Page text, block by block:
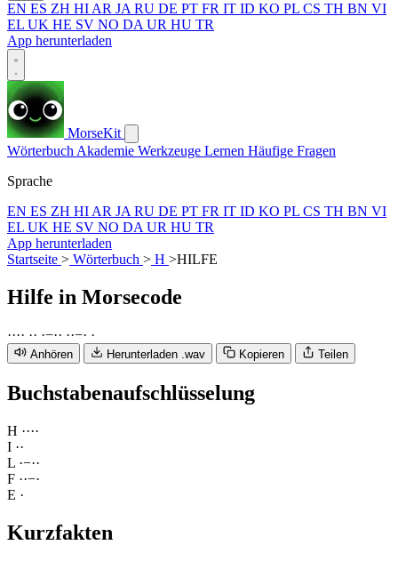
EN ES ZH HI AR JA RU DE PT FR IT ID KO PL CS TH BN VI
EL UK HE SV NO DA UR HU TR
App herunterladen
MorseKit
Wörterbuch Akademie Werkzeuge Lernen Häufige Fragen
Sprache
EN ES ZH HI AR JA RU DE PT FR IT ID KO PL CS TH BN VI
EL UK HE SV NO DA UR HU TR
App herunterladen
Startseite > Wörterbuch > H >HILFE
Hilfe in Morsecode
···· ·· ·−·· ··−· ·
Anhören Herunterladen .wav Kopieren Teilen
Buchstabenaufschlüsselung
H ····
I ··
L ·−··
F ··−·
E ·
Kurzfakten